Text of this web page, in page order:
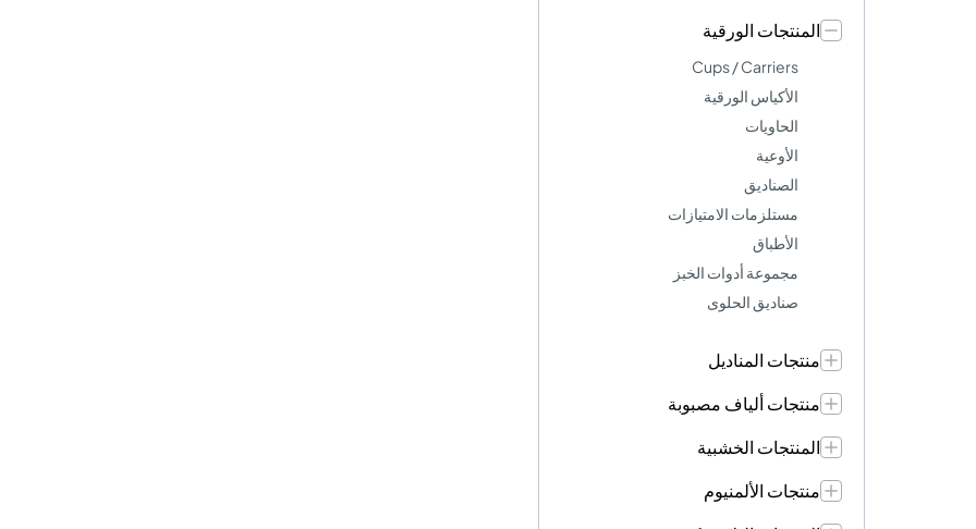
المنتجات الورقية
Cups / Carriers
الأكياس الورقية
الحاويات
الأوعية
الصناديق
مستلزمات الامتيازات
الأطباق
مجموعة أدوات الخبز
صناديق الحلوى
منتجات المناديل
منتجات ألياف مصبوبة
المنتجات الخشبية
منتجات الألمنيوم